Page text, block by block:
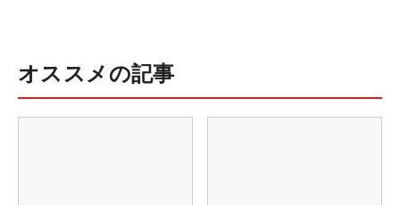
オススメの記事